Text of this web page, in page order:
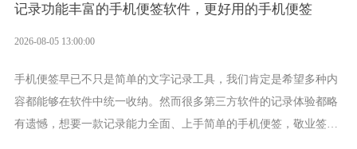
记录功能丰富的手机便签软件，更好用的手机便签
2026-08-05 13:00:00
手机便签早已不只是简单的文字记录工具，我们肯定是希望多种内
容都能够在软件中统一收纳。然而很多第三方软件的记录体验都略
有遗憾，想要一款记录能力全面、上手简单的手机便签，敬业签是